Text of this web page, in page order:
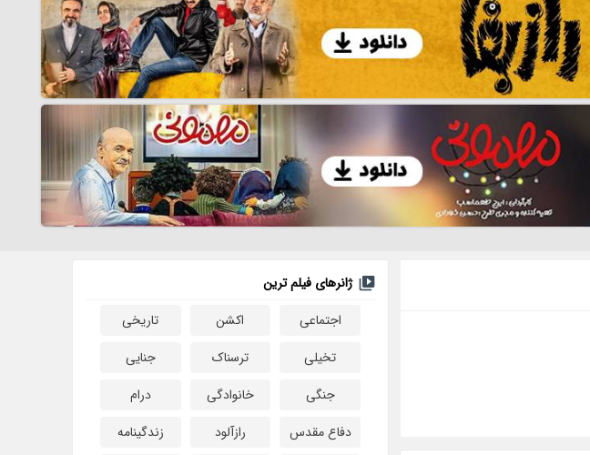
ژانرهای فیلم ترین
اجتماعی
اکشن
تاریخی
تخیلی
ترسناک
جنایی
جنگی
خانوادگی
درام
دفاع مقدس
رازآلود
زندگینامه